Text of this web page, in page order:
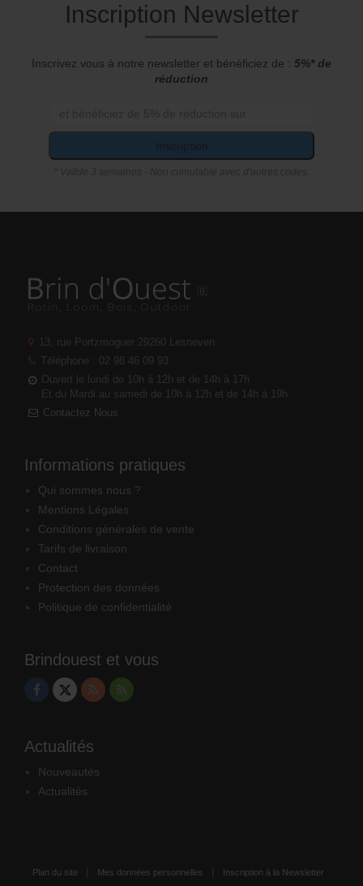
Inscription Newsletter
Inscrivez vous à notre newsletter et bénéficiez de : 5%* de
réduction
Inscription
13, rue Portzmoguer 29260 Lesneven
Téléphone : 02 98 46 09 93
Ouvert le lundi de 10h à 12h et de 14h à 17h
Et du Mardi au samedi de 10h à 12h et de 14h à 19h
Contactez Nous
Informations pratiques
Qui sommes nous ?
Mentions Légales
Conditions générales de vente
Tarifs de livraison
Contact
Protection des données
Politique de confidentialité
Brindouest et vous
Actualités
Nouveautés
Actualités
Plan du site Mes données personnelles Inscription à la Newsletter